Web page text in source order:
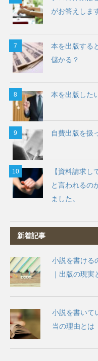
がお答えしま
本を出版する
儲かる？
本を出版した
自費出版を扱
【資料請求
と言われるの
ました。
新着記事
小説を書ける
｜出版の現実
小説を書いて
当の理由とは